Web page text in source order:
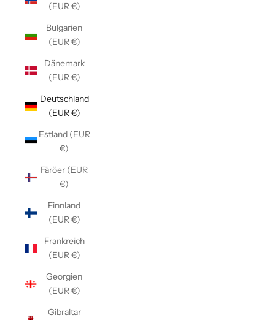
(EUR €)
Bulgarien
(EUR €)
Dänemark
(EUR €)
Deutschland
(EUR €)
Estland (EUR
€)
Färöer (EUR
€)
Finnland
(EUR €)
Frankreich
(EUR €)
Georgien
(EUR €)
Gibraltar